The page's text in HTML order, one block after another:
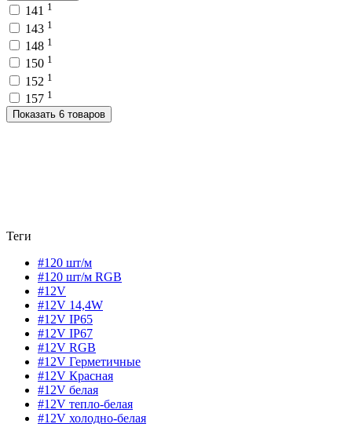
141 1
143 1
148 1
150 1
152 1
157 1
Показать 6 товаров
Теги
#120 шт/м
#120 шт/м RGB
#12V
#12V 14,4W
#12V IP65
#12V IP67
#12V RGB
#12V Герметичные
#12V Красная
#12V белая
#12V тепло-белая
#12V холодно-белая